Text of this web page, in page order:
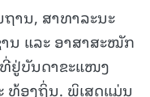
ານ, ສາທາລະນະ
ນ ແລະ ອາສາສະໝັກ
ຢູ່ບັນດາຂະແໜງ
ທ້ອງຖິ່ນ. ພິເສດແມ່ນ